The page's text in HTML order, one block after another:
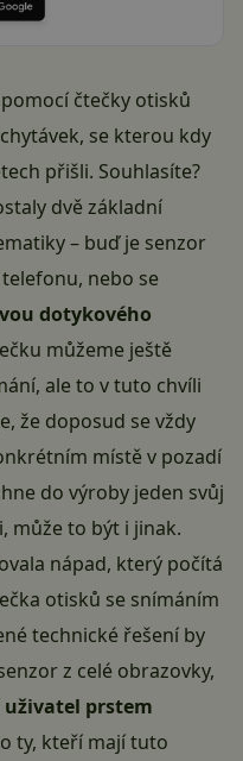
čtečky otisků
se kterou kdy
přišli. Souhlasíte?
dvě základní
– buď je senzor
nebo se
dotykového
můžeme ještě
ale to v tuto chvíli
že doposud se vždy
místě v pozadí
do výroby jeden svůj
může to být i jinak.
nápad, který počítá
otisků se snímáním
technické řešení by
z celé obrazovky,
uživatel prstem
ty, kteří mají tuto